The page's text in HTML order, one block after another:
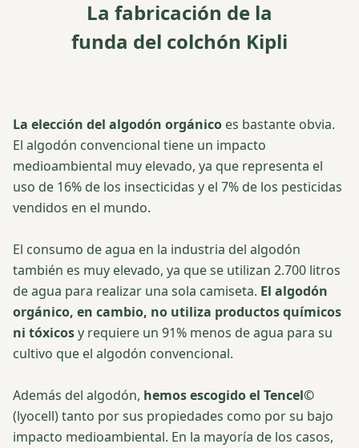
La fabricación de la
funda del colchón Kipli
La elección del algodón orgánico es bastante obvia.
El algodón convencional tiene un impacto
medioambiental muy elevado, ya que representa el
uso de 16% de los insecticidas y el 7% de los pesticidas
vendidos en el mundo.
El consumo de agua en la industria del algodón
también es muy elevado, ya que se utilizan 2.700 litros
de agua para realizar una sola camiseta. El algodón
orgánico, en cambio, no utiliza productos químicos
ni tóxicosy requiere un 91% menos de agua para su
cultivo que el algodón convencional.
Además del algodón, hemos escogido el Tencel©
(lyocell) tanto por sus propiedades como por su bajo
impacto medioambiental. En la mayoría de los casos,